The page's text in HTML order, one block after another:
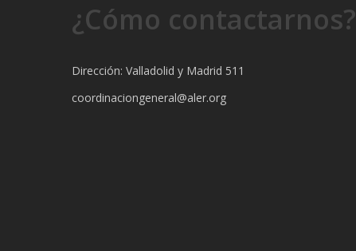
¿Cómo contactarnos?
Dirección: Valladolid y Madrid 511
coordinaciongeneral@aler.org